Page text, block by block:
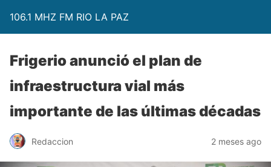
106.1 MHZ FM RIO LA PAZ
Frigerio anunció el plan de
infraestructura vial más
importante de las últimas décadas
Redaccion 2 meses ago